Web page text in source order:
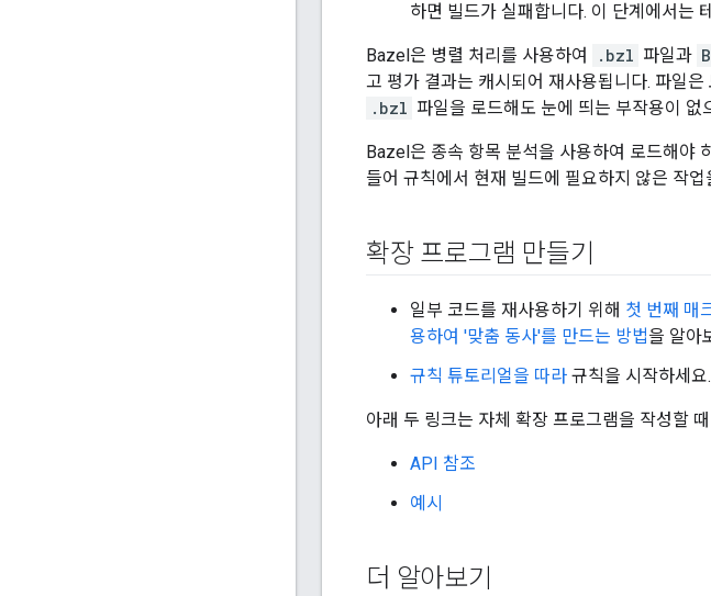
하면 빌드가 실패합니다. 이 단계에서는
Bazel은 병렬 처리를 사용하여 .bzl 파일과
고 평가 결과는 캐시되어 재사용됩니다. 파일은
.bzl 파일을 로드해도 눈에 띄는 부작용이 없
Bazel은 종속 항목 분석을 사용하여 로드해야
들어 규칙에서 현재 빌드에 필요하지 않은 작
확장 프로그램 만들기
일부 코드를 재사용하기 위해 첫 번째 매
용하여 '맞춤 동사'를 만드는 방법을 알아
규칙 튜토리얼을 따라 규칙을 시작하세
아래 두 링크는 자체 확장 프로그램을 작성할
API 참조
예시
더 알아보기